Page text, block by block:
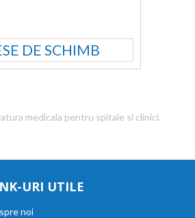
DE SCHIMB
medicala pentru spitale si clinici.
URI UTILE
noi